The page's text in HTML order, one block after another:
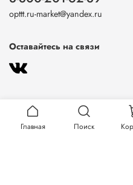
opttt.ru-market@yandex.ru
Оставайтесь на связи
Главная Поиск